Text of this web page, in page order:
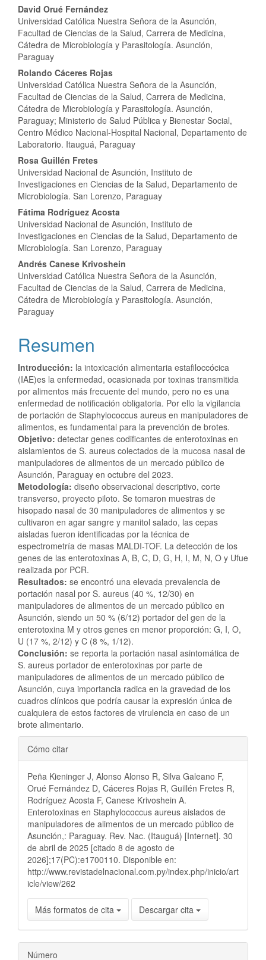
David Orué Fernández
Universidad Católica Nuestra Señora de la Asunción,
Facultad de Ciencias de la Salud, Carrera de Medicina,
Cátedra de Microbiología y Parasitología. Asunción,
Paraguay
Rolando Cáceres Rojas
Universidad Católica Nuestra Señora de la Asunción,
Facultad de Ciencias de la Salud, Carrera de Medicina,
Cátedra de Microbiología y Parasitología. Asunción,
Paraguay; Ministerio de Salud Pública y Bienestar Social,
Centro Médico Nacional-Hospital Nacional, Departamento de
Laboratorio. Itauguá, Paraguay
Rosa Guillén Fretes
Universidad Nacional de Asunción, Instituto de
Investigaciones en Ciencias de la Salud, Departamento de
Microbiología. San Lorenzo, Paraguay
Fátima Rodríguez Acosta
Universidad Nacional de Asunción, Instituto de
Investigaciones en Ciencias de la Salud, Departamento de
Microbiología. San Lorenzo, Paraguay
Andrés Canese Krivoshein
Universidad Católica Nuestra Señora de la Asunción,
Facultad de Ciencias de la Salud, Carrera de Medicina,
Cátedra de Microbiología y Parasitología. Asunción,
Paraguay
Resumen
Introducción: la intoxicación alimentaria estafiloccócica
(IAE)es la enfermedad, ocasionada por toxinas transmitida
por alimentos más frecuente del mundo, pero no es una
enfermedad de notificación obligatoria. Por ello la vigilancia
de portación de Staphylococcus aureus en manipuladores de
alimentos, es fundamental para la prevención de brotes.
Objetivo: detectar genes codificantes de enterotoxinas en
aislamientos de S. aureus colectados de la mucosa nasal de
manipuladores de alimentos de un mercado público de
Asunción, Paraguay en octubre del 2023.
Metodología: diseño observacional descriptivo, corte
transverso, proyecto piloto. Se tomaron muestras de
hisopado nasal de 30 manipuladores de alimentos y se
cultivaron en agar sangre y manitol salado, las cepas
aisladas fueron identificadas por la técnica de
espectrometría de masas MALDI-TOF. La detección de los
genes de las enterotoxinas A, B, C, D, G, H, I, M, N, O y Ufue
realizada por PCR.
Resultados: se encontró una elevada prevalencia de
portación nasal por S. aureus (40 %, 12/30) en
manipuladores de alimentos de un mercado público en
Asunción, siendo un 50 % (6/12) portador del gen de la
enterotoxina M y otros genes en menor proporción: G, I, O,
U (17 %, 2/12) y C (8 %, 1/12).
Conclusión: se reporta la portación nasal asintomática de
S. aureus portador de enterotoxinas por parte de
manipuladores de alimentos de un mercado público de
Asunción, cuya importancia radica en la gravedad de los
cuadros clínicos que podría causar la expresión única de
cualquiera de estos factores de virulencia en caso de un
brote alimentario.
Detalles
del
artículo
Cómo citar
Peña Kieninger J, Alonso Alonso R, Silva Galeano F,
Orué Fernández D, Cáceres Rojas R, Guillén Fretes R,
Rodríguez Acosta F, Canese Krivoshein A.
Enterotoxinas en Staphylococcus aureus aislados de
manipuladores de alimentos de un mercado público de
Asunción,: Paraguay. Rev. Nac. (Itauguá) [Internet]. 30
de abril de 2025 [citado 8 de agosto de
2026];17(PC):e1700110. Disponible en:
http://www.revistadelnacional.com.py/index.php/inicio/art
icle/view/262
Más formatos de cita Descargar cita
Número